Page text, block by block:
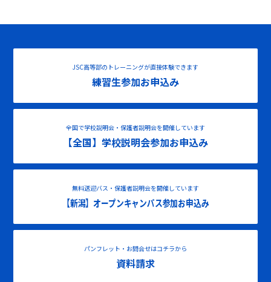
JSC高等部のトレーニングが直接体験できます
練習生参加お申込み
全国で学校説明会・保護者説明会を開催しています
【全国】学校説明会参加お申込み
無料送迎バス・保護者説明会を開催しています
【新潟】オープンキャンパス参加お申込み
パンフレット・お問合せはコチラから
資料請求